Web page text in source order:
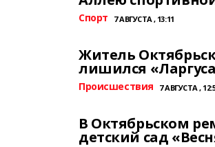
Спорт 7 АВГУСТА , 13:11
Житель
лишился
Происшествия 7 АВГУСТА ,
В Октябрьском
детский сад